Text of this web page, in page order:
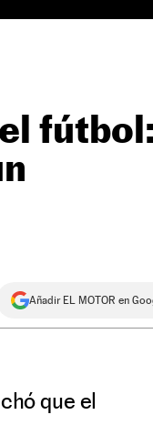
fútbol:
Añadir EL MOTOR en
que el